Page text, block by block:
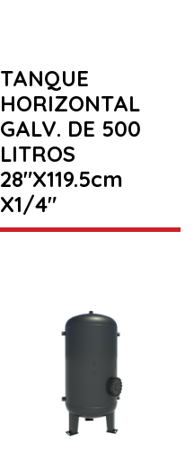
TANQUE
HORIZONTAL
GALV. DE 500
LITROS
28″X119.5cm
X1/4″